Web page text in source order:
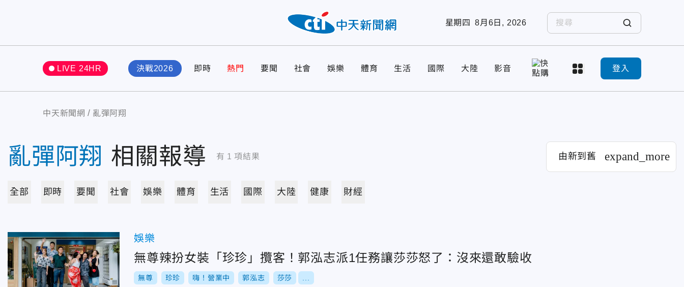
星期四 8月6日, 2026
LIVE 24HR 決戰2026 即時 熱門 要聞 社會 娛樂 體育 生活 國際 大陸 影音 登入
中天新聞網 亂彈阿翔
亂彈阿翔 相關報導 有 1 項結果 由新到舊 expand_more
全部 即時 要聞 社會 娛樂 體育 生活 國際 大陸 健康 財經
娛樂
無尊辣扮女裝「珍珍」攬客！郭泓志派1任務讓莎莎怒了：沒來還敢驗收
無尊 珍珍 嗨！營業中 郭泓志 莎莎